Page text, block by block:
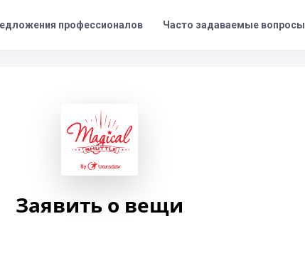
профессионалов Часто задаваемые вопросы
Заявить о вещи